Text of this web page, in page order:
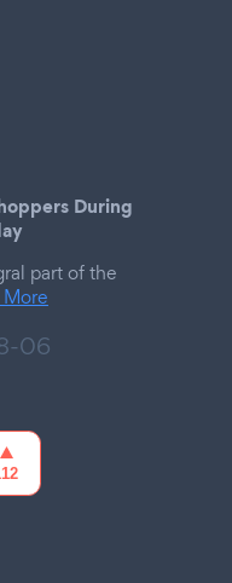
During
part of the
More
06